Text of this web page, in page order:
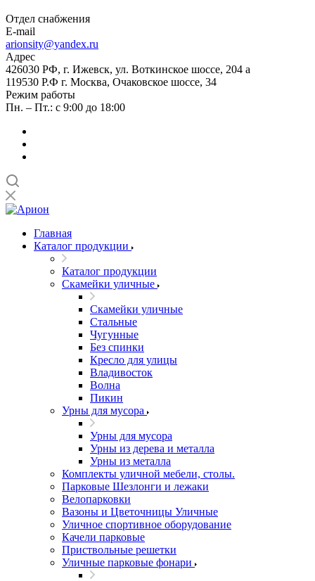
Отдел снабжения
E-mail
arionsity@yandex.ru
Адрес
426030 РФ, г. Ижевск, ул. Воткинское шоссе, 204 а
119530 Р.Ф г. Москва, Очаковское шоссе, 34
Режим работы
Пн. – Пт.: с 9:00 до 18:00
Главная
Каталог продукции
Каталог продукции
Скамейки уличные
Скамейки уличные
Стальные
Чугунные
Без спинки
Кресло для улицы
Владивосток
Волна
Пикин
Урны для мусора
Урны для мусора
Урны из дерева и металла
Урны из металла
Комплекты уличной мебели, столы.
Парковые Шезлонги и лежаки
Велопарковки
Вазоны и Цветочницы Уличные
Уличное спортивное оборудование
Качели парковые
Приствольные решетки
Уличные парковые фонари